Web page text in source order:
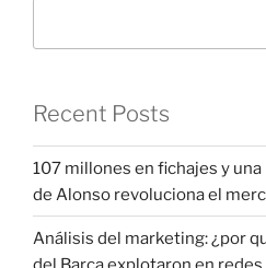
Recent Posts
107 millones en fichajes y
de Alonso revoluciona el
Análisis del marketing: ¿por